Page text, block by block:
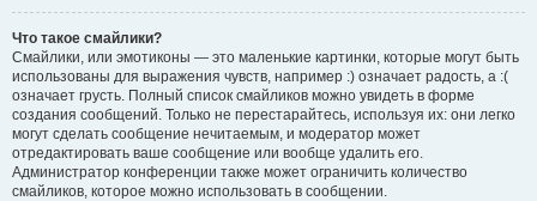
Что такое смайлики?
Смайлики, или эмотиконы — это маленькие картинки, которые могут быть
использованы для выражения чувств, например :) означает радость, а :(
означает грусть. Полный список смайликов можно увидеть в форме
создания сообщений. Только не перестарайтесь, используя их: они легко
могут сделать сообщение нечитаемым, и модератор может
отредактировать ваше сообщение или вообще удалить его.
Администратор конференции также может ограничить количество
смайликов, которое можно использовать в сообщении.